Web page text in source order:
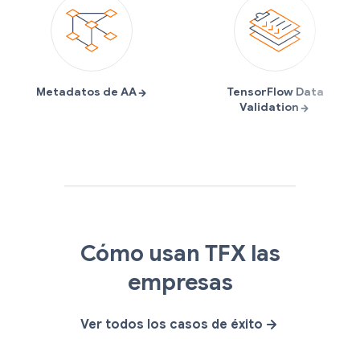
Cómo usan TFX las
empresas
Ver todos los casos de éxito
p
i
i
u
m
l
p
X